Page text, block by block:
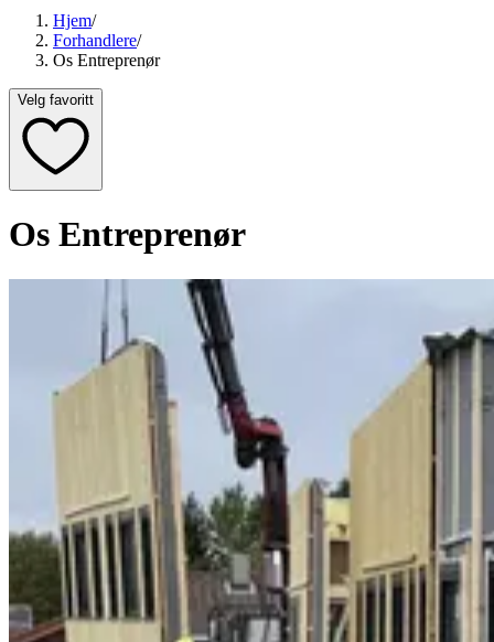
Hjem/
Forhandlere/
Os Entreprenør
Velg favoritt
Os Entreprenør